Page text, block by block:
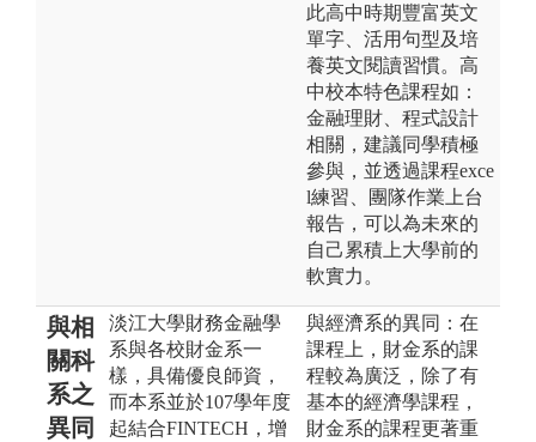
此高中時期豐富英文
單字、活用句型及培
養英文閱讀習慣。高
中校本特色課程如：
金融理財、程式設計
相關，建議同學積極
參與，並透過課程exce
l練習、團隊作業上台
報告，可以為未來的
自己累積上大學前的
軟實力。
與相
關科
系之
異同
淡江大學財務金融學
系與各校財金系一
樣，具備優良師資，
而本系並於107學年度
起結合FINTECH，增
與經濟系的異同：在
課程上，財金系的課
程較為廣泛，除了有
基本的經濟學課程，
財金系的課程更著重